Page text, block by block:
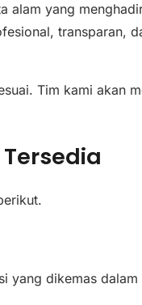
alam yang
transparan,
Tim kami akan
yang dikemas